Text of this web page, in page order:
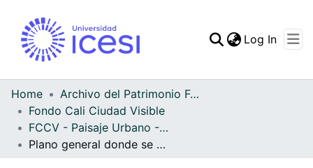
Log In
Home
Archivo del Patrimonio Fotográfico y Fílmico del Valle del Cauca
Fondo Cali Ciudad Visible
FCCV - Paisaje Urbano - Patrimonial
Plano general donde se puede apreciar una vía pavimentada por la que transitan algunos vehículos